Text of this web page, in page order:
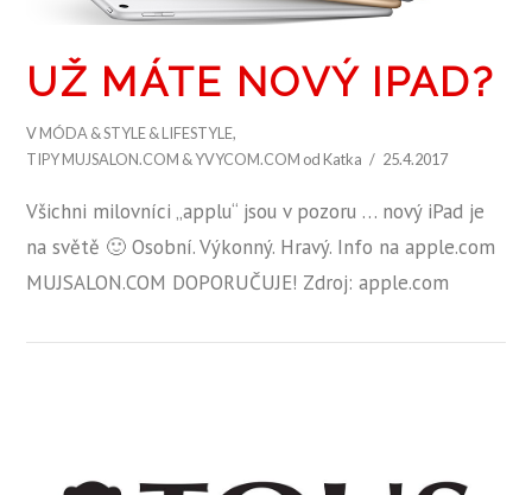
ZOBRAZIT PŘÍSPĚVEK
UŽ MÁTE NOVÝ IPAD?
VMÓDA & STYLE & LIFESTYLE,
TIPY MUJSALON.COM & YVYCOM.COM od Katka 25.4.2017
Všichni milovníci „applu“ jsou v pozoru … nový iPad je
na světě 🙂 Osobní. Výkonný. Hravý. Info na apple.com
MUJSALON.COM DOPORUČUJE! Zdroj: apple.com